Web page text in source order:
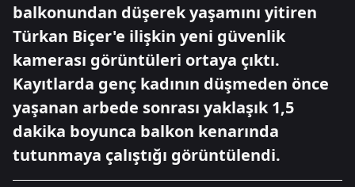
balkonundan düşerek yaşamını yitiren
Türkan Biçer'e ilişkin yeni güvenlik
kamerası görüntüleri ortaya çıktı.
Kayıtlarda genç kadının düşmeden önce
yaşanan arbede sonrası yaklaşık 1,5
dakika boyunca balkon kenarında
tutunmaya çalıştığı görüntülendi.